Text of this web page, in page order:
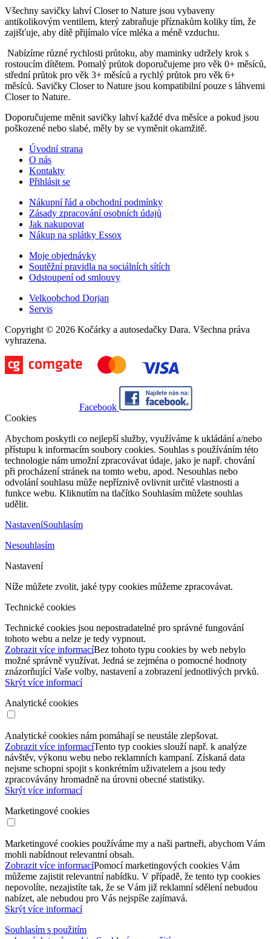
Všechny savičky lahví Closer to Nature jsou vybaveny
antikolikovým ventilem, který zabraňuje příznakům koliky tím, že
zajišťuje, aby dítě přijímalo více mléka a méně vzduchu.
Nabízíme různé rychlosti průtoku, aby maminky udržely krok s
rostoucím dítětem. Pomalý průtok doporučujeme pro věk 0+ měsíců,
střední průtok pro věk 3+ měsíců a rychlý průtok pro věk 6+
měsíců. Savičky Closer to Nature jsou kompatibilní pouze s láhvemi
Closer to Nature.
Doporučujeme měnit savičky lahví každé dva měsíce a pokud jsou
poškozené nebo slabé, měly by se vyměnit okamžitě.
Úvodní strana
O nás
Kontakty
Přihlásit se
Nákupní řád a obchodní podmínky
Zásady zpracování osobních údajů
Jak nakupovat
Nákup na splátky Essox
Moje objednávky
Soutěžní pravidla na sociálních sítích
Odstoupení od smlouvy
Velkoobchod Dorjan
Servis
Copyright © 2026 Kočárky a autosedačky Dara. Všechna práva
vyhrazena.
Facebook
Cookies
Abychom poskytli co nejlepší služby, využíváme k ukládání a/nebo
přístupu k informacím soubory cookies. Souhlas s používáním této
technologie nám umožní zpracovávat údaje, jako je např. chování
při procházení stránek na tomto webu, apod. Nesouhlas nebo
odvolání souhlasu může nepříznivě ovlivnit určité vlastnosti a
funkce webu. Kliknutím na tlačítko Souhlasím můžete souhlas
udělit.
NastaveníSouhlasím
Nesouhlasím
Nastavení
Níže můžete zvolit, jaké typy cookies můžeme zpracovávat.
Technické cookies
Technické cookies jsou nepostradatelné pro správné fungování
tohoto webu a nelze je tedy vypnout.
Zobrazit více informacíBez tohoto typu cookies by web nebylo
možné správně využívat. Jedná se zejména o pomocné hodnoty
znázorňující Vaše volby, nastavení a zobrazení jednotlivých prvků.
Skrýt více informací
Analytické cookies
Analytické cookies nám pomáhají se neustále zlepšovat.
Zobrazit více informacíTento typ cookies slouží např. k analýze
návštěv, výkonu webu nebo reklamních kampaní. Získaná data
nejsme schopni spojit s konkrétním uživatelem a jsou tedy
zpracovávány hromadně na úrovni obecné statistiky.
Skrýt více informací
Marketingové cookies
Marketingové cookies používáme my a naši partneři, abychom Vám
mohli nabídnout relevantní obsah.
Zobrazit více informacíPomocí marketingových cookies Vám
můžeme zajistit relevantní nabídku. V případě, že tento typ cookies
nepovolíte, nezajistíte tak, že se Vám již reklamní sdělení nebudou
nabízet, ale nebudou pro Vás nejspíše zajímavá.
Skrýt více informací
Souhlasím s použitím